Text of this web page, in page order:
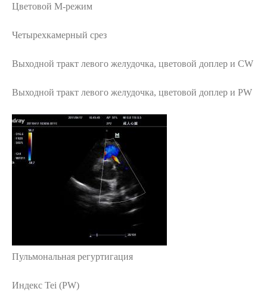
Цветовой M-режим
Четырехкамерный срез
Выходной тракт левого желудочка, цветовой доплер и CW
Выходной тракт левого желудочка, цветовой доплер и PW
Пульмональная регуртигация
Индекс Tei (PW)